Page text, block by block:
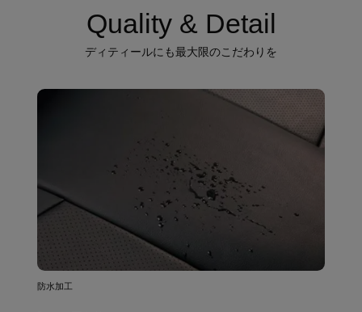
Quality & Detail
ディティールにも最大限のこだわりを
防水加工